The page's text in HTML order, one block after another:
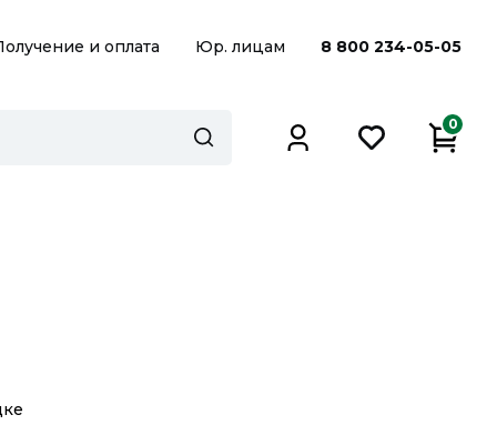
и оплата Юр. лицам 8 800 234-05-05
0